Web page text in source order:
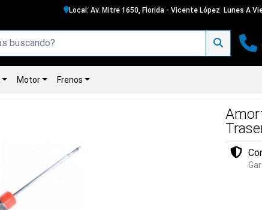
Local: Av. Mitre 1650, Florida - Vicente López Lunes A
Motor Frenos